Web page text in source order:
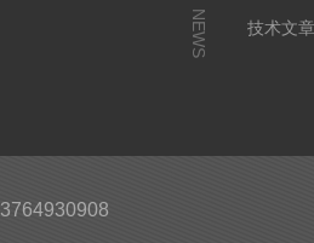
NEWS
技术文